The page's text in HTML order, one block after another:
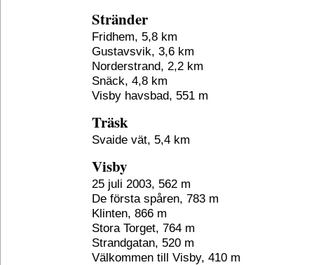
Stränder
Fridhem, 5,8 km
Gustavsvik, 3,6 km
Norderstrand, 2,2 km
Snäck, 4,8 km
Visby havsbad, 551 m
Träsk
Svaide vät, 5,4 km
Visby
25 juli 2003, 562 m
De första spåren, 783 m
Klinten, 866 m
Stora Torget, 764 m
Strandgatan, 520 m
Välkommen till Visby, 410 m